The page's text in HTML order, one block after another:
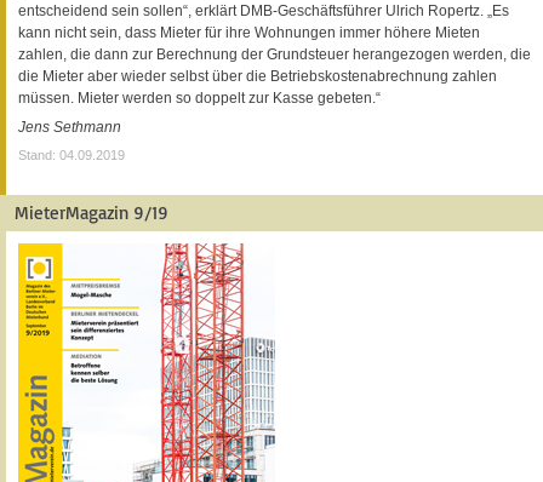
entscheidend sein sollen“, erklärt DMB-Geschäftsführer Ulrich Ropertz. „Es
kann nicht sein, dass Mieter für ihre Wohnungen immer höhere Mieten
zahlen, die dann zur Berechnung der Grundsteuer herangezogen werden, die
die Mieter aber wieder selbst über die Betriebskostenabrechnung zahlen
müssen. Mieter werden so doppelt zur Kasse gebeten.“
Jens Sethmann
Stand: 04.09.2019
MieterMagazin 9/19